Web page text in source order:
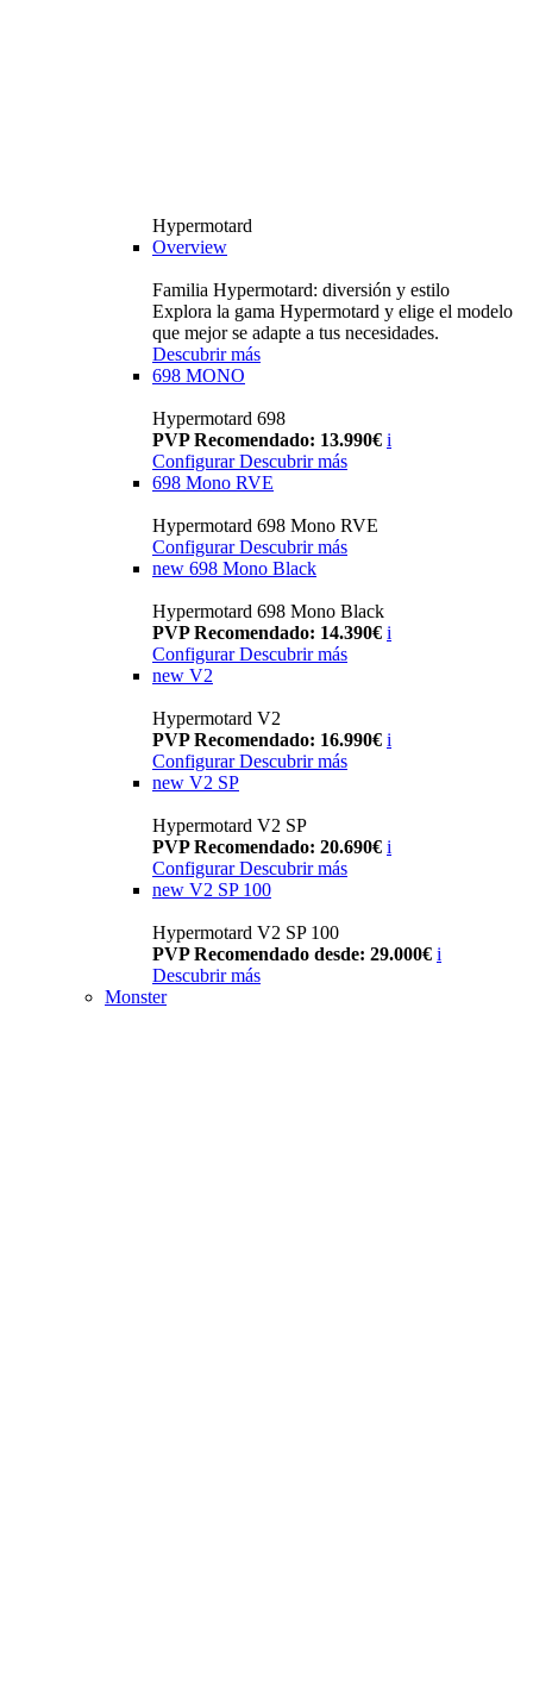
Hypermotard
Overview
Familia Hypermotard: diversión y estilo
Explora la gama Hypermotard y elige el modelo
que mejor se adapte a tus necesidades.
Descubrir más
698 MONO
Hypermotard 698
PVP Recomendado: 13.990€ i
ConfigurarDescubrir más
698 Mono RVE
Hypermotard 698 Mono RVE
Configurar Descubrir más
new 698 Mono Black
Hypermotard 698 Mono Black
PVP Recomendado: 14.390€ i
Configurar Descubrir más
new V2
Hypermotard V2
PVP Recomendado: 16.990€ i
Configurar Descubrir más
new V2 SP
Hypermotard V2 SP
PVP Recomendado: 20.690€ i
Configurar Descubrir más
new V2 SP 100
Hypermotard V2 SP 100
PVP Recomendado desde: 29.000€ i
Descubrir más
Monster